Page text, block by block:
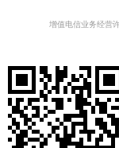
增值电信业务经营